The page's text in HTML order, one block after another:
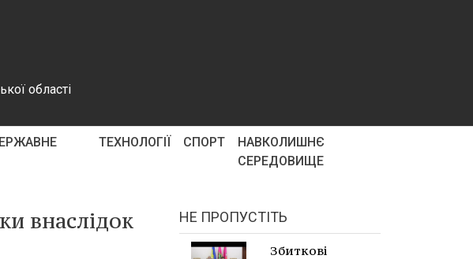
області
ТЕХНОЛОГІЇ СПОРТ
НАВКОЛИШНЄ
СЕРЕДОВИЩЕ
внаслідок
НЕ ПРОПУСТІТЬ
Збиткові